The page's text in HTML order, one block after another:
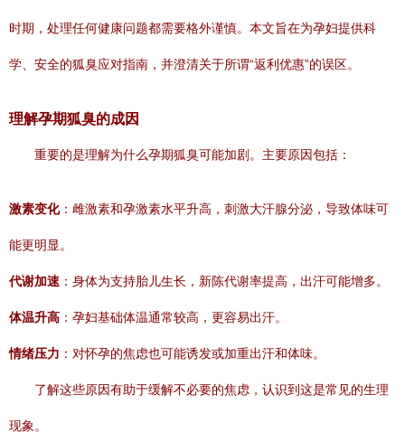
时期，处理任何健康问题都需要格外谨慎。本文旨在为孕妇提供科
学、安全的狐臭应对指南，并澄清关于所谓“返利优惠”的误区。
理解孕期狐臭的成因
重要的是理解为什么孕期狐臭可能加剧。主要原因包括：
激素变化：雌激素和孕激素水平升高，刺激大汗腺分泌，导致体味可
能更明显。
代谢加速 ：身体为支持胎儿生长，新陈代谢率提高，出汗可能增多。
体温升高 ：孕妇基础体温通常较高，更容易出汗。
情绪压力 ：对怀孕的焦虑也可能诱发或加重出汗和体味。
了解这些原因有助于缓解不必要的焦虑，认识到这是常见的生理
现象。